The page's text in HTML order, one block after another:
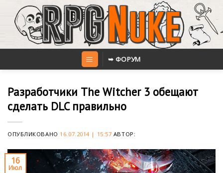
content
➥ ФОРУМ
Разработчики The Witcher 3 обещают
сделать DLC правильно
ОПУБЛИКОВАНО 16.07.2014 | 15:57 АВТОР:
16
Июл